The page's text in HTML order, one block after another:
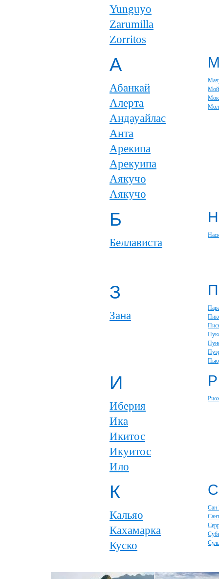
Yunguyo
Zarumilla
Zorritos
А
Абанкай
Алерта
Андауайлас
Анта
Арекипа
Арекуипа
Аякучо
Аякучо
Б
Беллависта
Н
З
Зана
П
И
Иберия
Ика
Икитос
Икуитос
Ило
Р
К
Кальяо
Кахамарка
Куско
С
Сан